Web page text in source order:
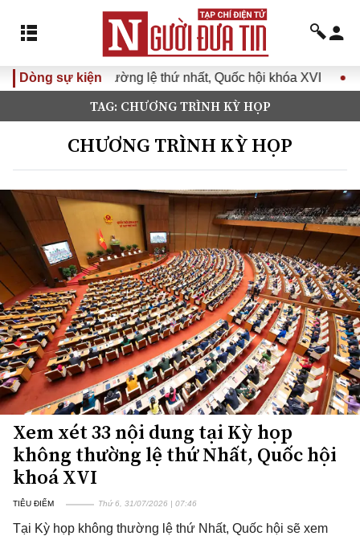
Dòng sự kiện
thứ nhất, Quốc hội khóa XVI Đưa Nghị quyết Đại hội
TAG: CHƯƠNG TRÌNH KỲ HỌP
CHƯƠNG TRÌNH KỲ HỌP
Xem xét 33 nội dung tại Kỳ họp
không thường lệ thứ Nhất, Quốc hội
khoá XVI
TIÊU ĐIỂM Thứ 6, 31/07/2026 | 07:46
Tại Kỳ họp không thường lệ thứ Nhất, Quốc hội sẽ xem